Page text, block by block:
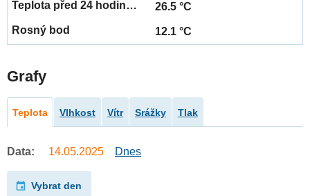
26.5 °C
12.1 °C
Grafy
Teplota Vlhkost Vítr Srážky Tlak
Data: 14.05.2025 Dnes
Vybrat den